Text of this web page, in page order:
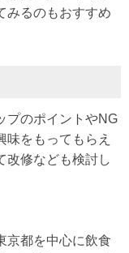
みるのもおすすめ
プのポイントやNG
をもってもらえ
改修なども検討し
京都を中心に飲食